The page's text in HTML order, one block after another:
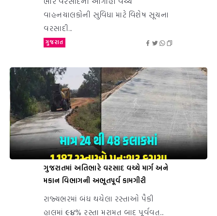
વાહનચાલકોની સુવિધા માટે વિશેષ સૂચના
વરસાદી...
ગુજરાત
ગુજરાતમાં અતિભારે વરસાદ વચ્ચે માર્ગ અને
મકાન વિભાગની અભૂતપૂર્વ કામગીરી
રાજ્યભરમાં બંધ થયેલા રસ્તાઓ પૈકી
હાલમાં ૯૪% રસ્તા મરામત બાદ પૂર્વવત્...